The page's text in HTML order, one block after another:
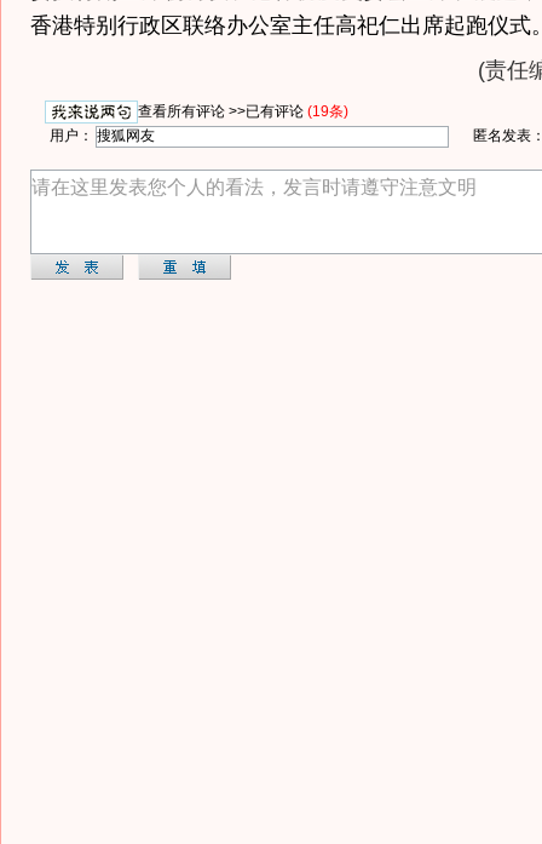
香港特别行政区联络办公室主任高祀仁出席起跑仪式
(责任
查看所有评论 >>已有评论 (19条)
用户：
匿名发表